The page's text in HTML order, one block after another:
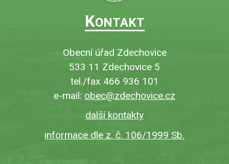
KONTAKT
Obecní úřad Zdechovice
533 11 Zdechovice 5
tel./fax 466 936 101
e-mail: obec@zdechovice.cz
další kontakty
informace dle z. č. 106/1999 Sb.